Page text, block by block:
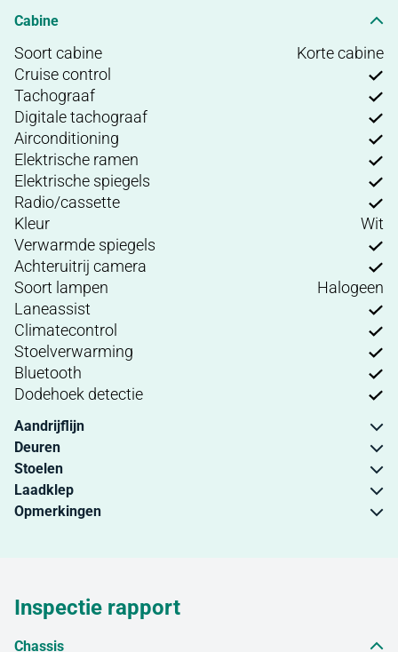
Cabine
Soort cabine
Korte cabine
Cruise control
Tachograaf
Digitale tachograaf
Airconditioning
Elektrische ramen
Elektrische spiegels
Radio/cassette
Kleur
Wit
Verwarmde spiegels
Achteruitrij camera
Soort lampen
Halogeen
Laneassist
Climatecontrol
Stoelverwarming
Bluetooth
Dodehoek detectie
Aandrijflijn
Deuren
Stoelen
Laadklep
Opmerkingen
Inspectie rapport
Chassis